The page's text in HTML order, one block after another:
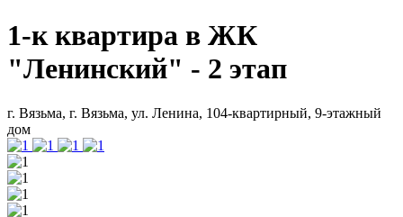
1-к квартира в ЖК
"Ленинский" - 2 этап
г. Вязьма, г. Вязьма, ул. Ленина, 104-квартирный, 9-этажный
дом